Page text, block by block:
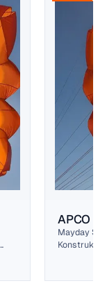
APCO
Mayday
zertifiziert.